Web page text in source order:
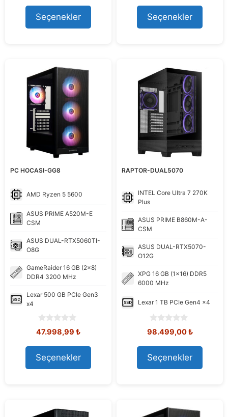
80.291,15 ₺.
Seçenekler
61.595,93 ₺.
Seçenekler
PC HOCASI-GG8
AMD Ryzen 5 5600
ASUS PRIME A520M-E
CSM
ASUS DUAL-RTX5060TI-
O8G
GameRaider 16 GB (2x8)
DDR4 3200 MHz
Lexar 500 GB PCIe Gen3
x4
0
o
u
t
o
f
Orijinal
58.450,11 ₺.
47.998,99 ₺Şu
Seçenekler
RAPTOR-DUAL5070
INTEL Core Ultra 7 270K
Plus
ASUS PRIME B860M-A-
CSM
ASUS DUAL-RTX5070-
O12G
XPG 16 GB (1x16) DDR5
6000 MHz
Lexar 1 TB PCIe Gen4 x4
0
o
u
t
o
f
Orijinal
108.576,92 ₺.
98.499,00₺Şu
Seçenekler